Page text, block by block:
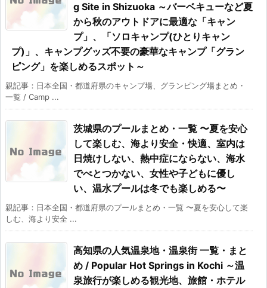
g Site in Shizuoka ～バーベキューなど夏
から秋のアウトドアに最適な「キャン
プ」、「ソロキャンプ(ひとりキャン
プ)」、キャンプグッズ不要の豪華なキャンプ「グラン
ピング」を楽しめるスポット～
親記事：日本全国・都道府県のキャンプ場、グランピング場まとめ・
一覧 / Camp ...
茨城県のプールまとめ・一覧 〜夏を安心
して楽しむ、海より安全・快適、室内は
日焼けしない、熱中症にならない、海水
でべとつかない、女性や子どもに優し
い、温水プールは冬でも楽しめる〜
親記事：日本全国・都道府県のプールまとめ・一覧 〜夏を安心して楽
しむ、海より安全 ...
高知県の人気温泉地・温泉街 一覧・まと
め / Popular Hot Springs in Kochi ～温
泉旅行が楽しめる観光地、旅館・ホテル